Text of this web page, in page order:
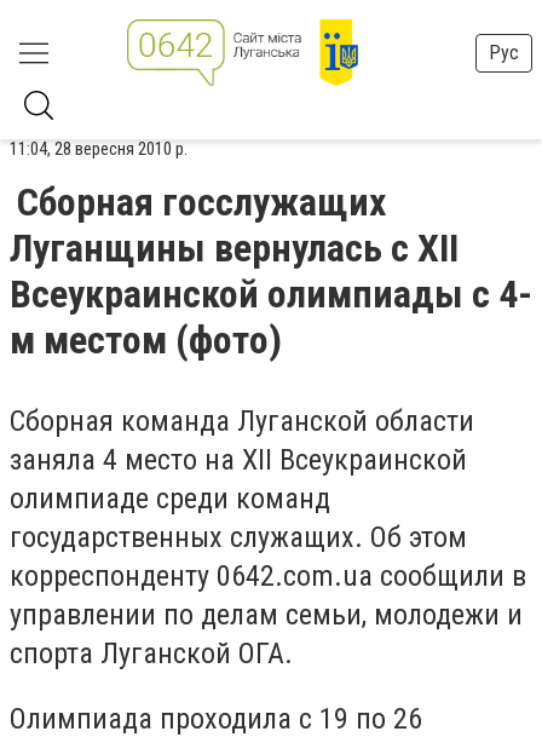
Рус
11:04, 28 вересня 2010 р.
Сборная госслужащих
Луганщины вернулась с XII
Всеукраинской олимпиады с 4-
м местом (фото)
Сборная команда Луганской области
заняла 4 место на XII Всеукраинской
олимпиаде среди команд
государственных служащих. Об этом
корреспонденту 0642.com.ua сообщили в
управлении по делам семьи, молодежи и
спорта Луганской ОГА.
Олимпиада проходила с 19 по 26